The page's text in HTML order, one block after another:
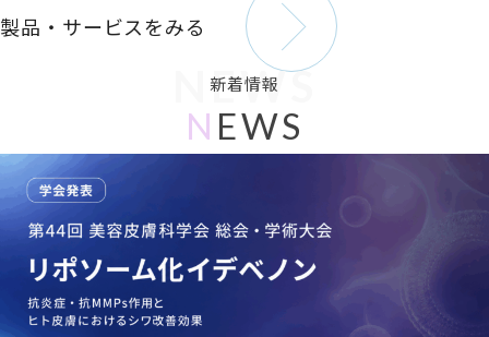
製品・サービスをみる
新着情報
NEWS
N EWS